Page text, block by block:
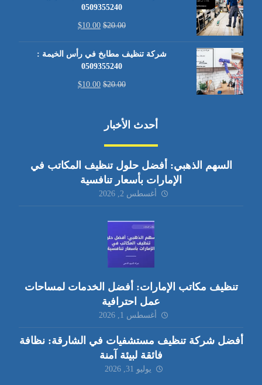
0509355240
$20.00
$10.00
شركة تنظيف مطابخ في رأس الخيمة :
0509355240
$20.00
$10.00
أحدث الأخبار
السهم الذهبي: أفضل حلول تنظيف المكاتب في
الإمارات بأسعار تنافسية
أغسطس 2, 2026
تنظيف مكاتب الإمارات: أفضل الخدمات لمساحات
عمل احترافية
أغسطس 1, 2026
أفضل شركة تنظيف مستشفيات في الشارقة: نظافة
فائقة لبيئة آمنة
يوليو 31, 2026